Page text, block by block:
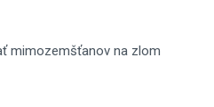
mimozemšťanov na zlom